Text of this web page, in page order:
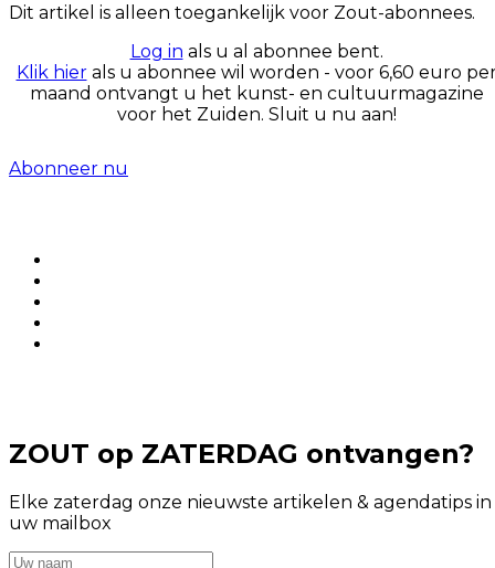
Dit artikel is alleen toegankelijk voor Zout-abonnees.
Log in als u al abonnee bent.
Klik hierals u abonnee wil worden - voor 6,60 euro
maand ontvangt u het kunst- en cultuurmagazine
voor het Zuiden. Sluit u nu aan!
Abonneer nu
ZOUT op ZATERDAG ontvangen?
Elke zaterdag onze nieuwste artikelen & agendatips in
uw mailbox